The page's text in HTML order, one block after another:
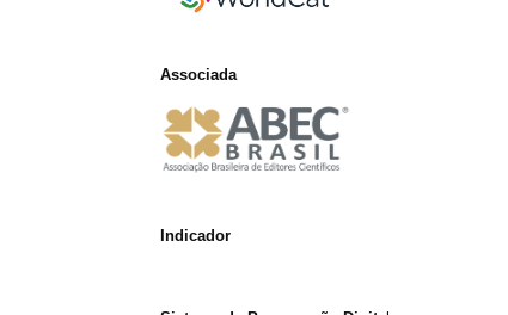
Associada
Indicador